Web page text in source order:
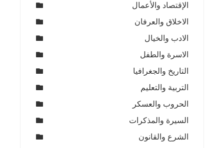
الإقتصاد والأعمال
الاخلاق والعرفان
الادب والخيال
الاسرة والطفل
التاريخ والجغرافيا
التربية والتعليم
الحروب والعسكر
السيرة والمذكرات
الشرع والقانون